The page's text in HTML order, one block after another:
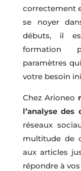
correctement
se noyer
débuts, il
formation
paramètres
votre besoin
Chez Arioneo
l’analyse des
réseaux
multitude de
aux articles
répondre à